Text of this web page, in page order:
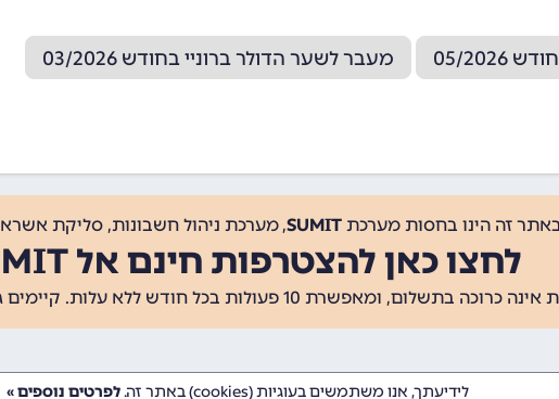
2026 מעבר לשער הדולר ברוניי בחודש 03/2026
זה הינו בחסות מערכת SUMIT, מערכת ניהול חשבונות, סליקת
לחצו כאן להצטרפות חינם אל SUMIT
בתשלום, ומאפשרת 10 פעולות בכל חודש ללא עלות. קיימים גם
לידיעתך, אנו משתמשים בעוגיות (cookies) באתר זה. לפרטים נוספים »